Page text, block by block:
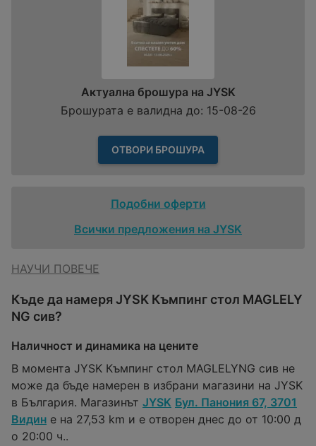
Актуална брошура на JYSK
Брошурата е валидна до: 15-08-26
ОТВОРИ БРОШУРА
Подобни оферти
Всички предложения на JYSK
НАУЧИ ПОВЕЧЕ
Къде да намеря JYSK Къмпинг стол MAGLELY
NG сив?
Наличност и динамика на цените
В момента JYSK Къмпинг стол MAGLELYNG сив не
може да бъде намерен в избрани магазини на JYSK
в България. Магазинът JYSK Бул. Панония 67, 3701
Видин е на 27,53 km и е отворен днес до от 10:00 д
о 20:00 ч..